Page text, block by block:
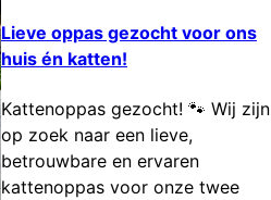
Lieve oppas gezocht voor ons
huis én katten!
Kattenoppas gezocht! 🐾 Wij zijn
op zoek naar een lieve,
betrouwbare en ervaren
kattenoppas voor onze twee